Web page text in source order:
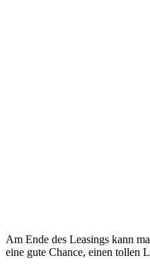
Am Ende des Leasings kann
eine gute Chance, einen tollen